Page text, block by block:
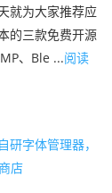
就为大家推荐应
的三款免费开源
、Ble ...阅读